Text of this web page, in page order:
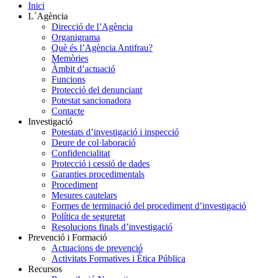
Inici
L´Agència
Direcció de l’Agència
Organigrama
Què és l’Agència Antifrau?
Memòries
Àmbit d’actuació
Funcions
Protecció del denunciant
Potestat sancionadora
Contacte
Investigació
Potestats d’investigació i inspecció
Deure de col·laboració
Confidencialitat
Protecció i cessió de dades
Garanties procedimentals
Procediment
Mesures cautelars
Formes de terminació del procediment d’investigació
Política de seguretat
Resolucions finals d’investigació
Prevenció i Formació
Actuacions de prevenció
Activitats Formatives i Ètica Pública
Recursos